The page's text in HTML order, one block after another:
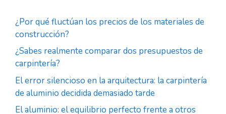
¿Por qué fluctúan los precios de los materiales de
construcción?
¿Sabes realmente comparar dos presupuestos de
carpintería?
El error silencioso en la arquitectura: la carpintería
de aluminio decidida demasiado tarde
El aluminio: el equilibrio perfecto frente a otros